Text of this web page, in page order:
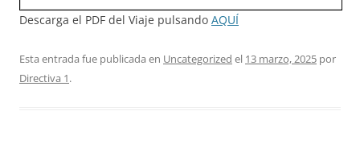
Descarga el PDF del Viaje pulsando AQUÍ
Esta entrada fue publicada en Uncategorized el 13 marzo, 2025 por
Directiva 1.